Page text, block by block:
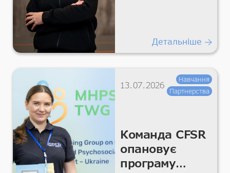
Детальніше
13.07.2026
Навчання
Партнерства
Команда CFSR
опановує
програму